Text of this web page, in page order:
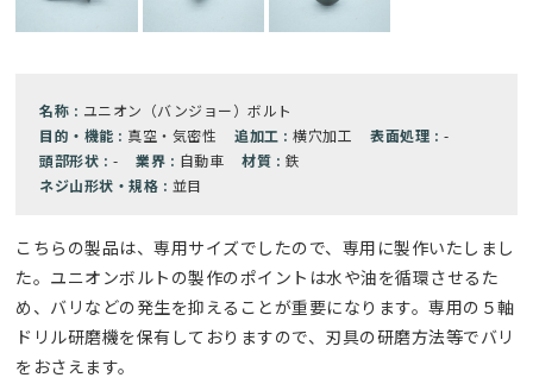
名称 : ユニオン（バンジョー）ボルト
目的・機能 : 真空・気密性 追加工 :横穴加工 表面処理 : -
頭部形状 : - 業界 : 自動車 材質 : 鉄
ネジ山形状・規格 : 並目
こちらの製品は、専用サイズでしたので、専用に製作いたしまし
た。ユニオンボルトの製作のポイントは水や油を循環させるた
め、バリなどの発生を抑えることが重要になります。専用の５軸
ドリル研磨機を保有しておりますので、刃具の研磨方法等でバリ
をおさえます。